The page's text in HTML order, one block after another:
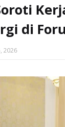
di
2026